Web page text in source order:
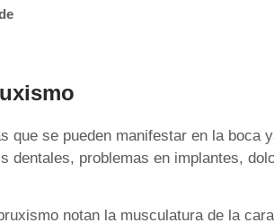
que se pueden manifestar en la boca
problemas en implantes,
notan la musculatura de la